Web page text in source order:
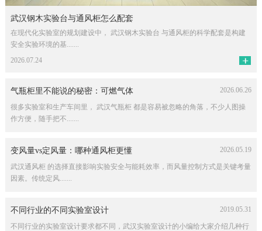
武汉钢木实验台与通风柜怎么配套
在现代化实验室的规划建设中， 武汉钢木实验台 与通风柜的科学配套是构建
安全实验环境的基.......
2026.07.24
气瓶柜里不能说的秘密：可燃气体 2026.06.26
很多实验室和生产车间里， 武汉气瓶柜 都是容易被忽略的角落，不少人图操
作方便，随手把不.......
变风量vs定风量：哪种通风柜更懂 2026.05.19
武汉通风柜 的选择直接影响实验安全与能耗效率，而风量控制方式是关键考量
因素。传统定风.......
不同行业的不同实验室设计 2019.05.31
不同行业的实验室设计要求都不同，武汉实验室设计的小编给大家介绍几种行